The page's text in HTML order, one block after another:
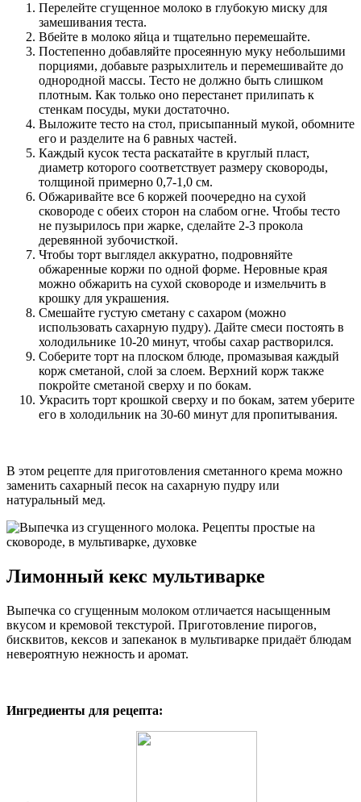
Перелейте сгущенное молоко в глубокую миску для
замешивания теста.
Вбейте в молоко яйца и тщательно перемешайте.
Постепенно добавляйте просеянную муку небольшими
порциями, добавьте разрыхлитель и перемешивайте до
однородной массы. Тесто не должно быть слишком
плотным. Как только оно перестанет прилипать к
стенкам посуды, муки достаточно.
Выложите тесто на стол, присыпанный мукой, обомните
его и разделите на 6 равных частей.
Каждый кусок теста раскатайте в круглый пласт,
диаметр которого соответствует размеру сковороды,
толщиной примерно 0,7-1,0 см.
Обжаривайте все 6 коржей поочередно на сухой
сковороде с обеих сторон на слабом огне. Чтобы тесто
не пузырилось при жарке, сделайте 2-3 прокола
деревянной зубочисткой.
Чтобы торт выглядел аккуратно, подровняйте
обжаренные коржи по одной форме. Неровные края
можно обжарить на сухой сковороде и измельчить в
крошку для украшения.
Смешайте густую сметану с сахаром (можно
использовать сахарную пудру). Дайте смеси постоять в
холодильнике 10-20 минут, чтобы сахар растворился.
Соберите торт на плоском блюде, промазывая каждый
корж сметаной, слой за слоем. Верхний корж также
покройте сметаной сверху и по бокам.
Украсить торт крошкой сверху и по бокам, затем уберите
его в холодильник на 30-60 минут для пропитывания.
В этом рецепте для приготовления сметанного крема можно
заменить сахарный песок на сахарную пудру или
натуральный мед.
Лимонный кекс мультиварке
Выпечка со сгущенным молоком отличается насыщенным
вкусом и кремовой текстурой. Приготовление пирогов,
бисквитов, кексов и запеканок в мультиварке придаёт блюдам
невероятную нежность и аромат.
Ингредиенты для рецепта: